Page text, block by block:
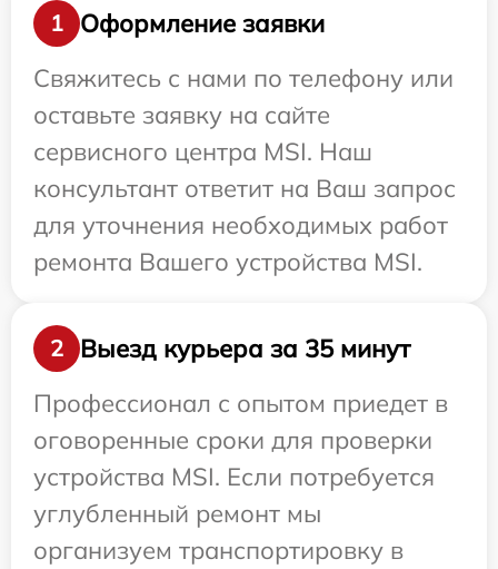
1
Оформление заявки
Свяжитесь с нами по телефону или
оставьте заявку на сайте
сервисного центра MSI. Наш
консультант ответит на Ваш запрос
для уточнения необходимых работ
ремонта Вашего устройства MSI.
2
Выезд курьера за 35 минут
Профессионал с опытом приедет в
оговоренные сроки для проверки
устройства MSI. Если потребуется
углубленный ремонт мы
организуем транспортировку в